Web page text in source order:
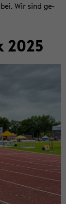
Wir sind ge­